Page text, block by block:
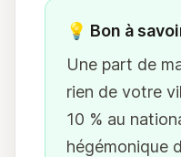
💡 Bon à
Une part de
rien de votre
10 % au
hégémonique